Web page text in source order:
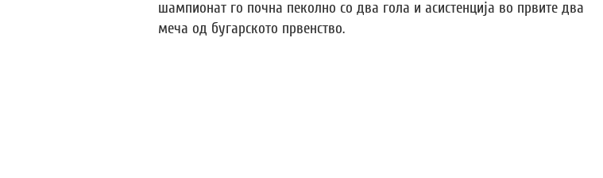
шампионат го почна пеколно со два гола и асистенција во првите два
меча од бугарското првенство.